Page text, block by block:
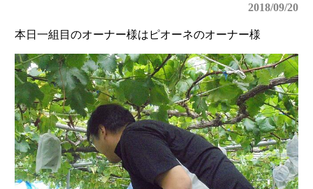
2018/09/20
本日一組目のオーナー様はピオーネのオーナー様